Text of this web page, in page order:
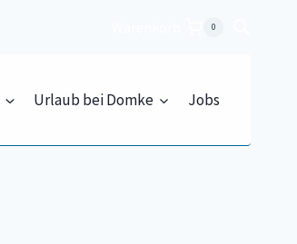
0
Urlaub bei Domke Jobs